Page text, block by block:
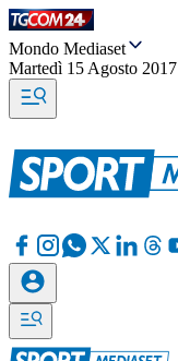
Mondo Mediaset
Martedì 15 Agosto 2017